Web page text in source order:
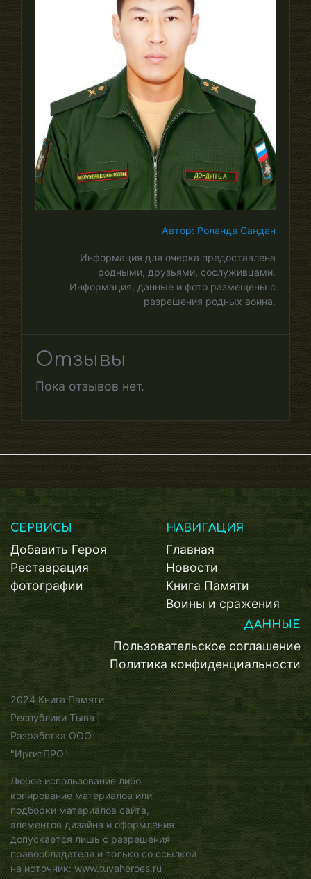
Автор: Роланда Сандан
Информация для очерка предоставлена
родными, друзьями, сослуживцами.
Информация, данные и фото размещены с
разрешения родных воина.
Отзывы
Пока отзывов нет.
СЕРВИСЫ
Добавить Героя
Реставрация
фотографии
НАВИГАЦИЯ
Главная
Новости
Книга Памяти
Воины и сражения
ДАННЫЕ
Пользовательское соглашение
Политика конфиденциальности
2024 Книга Памяти
Республики Тыва |
Разработка ООО
"ИргитПРО"
Любое использование либо
копирование материалов или
подборки материалов сайта,
элементов дизайна и оформления
допускается лишь с разрешения
правообладателя и только со ссылкой
на источник: www.tuvaheroes.ru